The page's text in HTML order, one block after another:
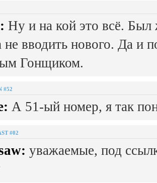
Ну и на кой это всё.
не вводить нового. Да и
Гонщиком.
#52
А 51-ый номер, я так
#02
уважаемые, под